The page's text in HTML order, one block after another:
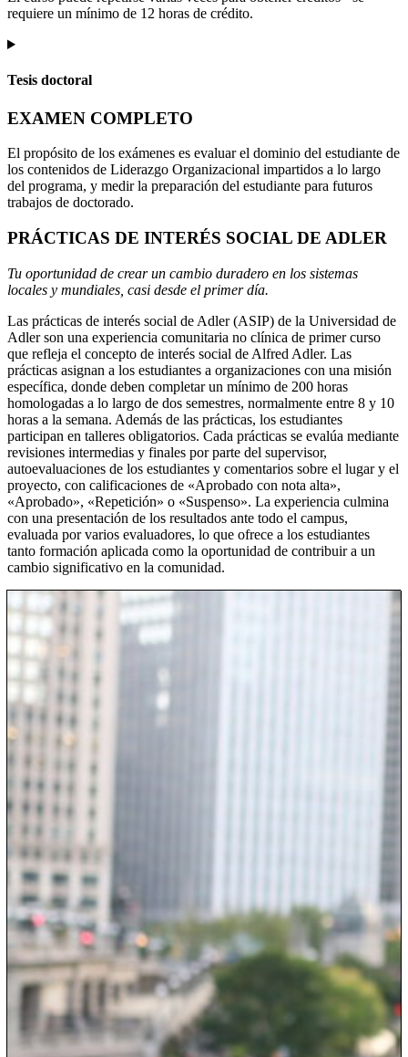
requiere un mínimo de 12 horas de crédito.
Tesis doctoral
EXAMEN COMPLETO
El propósito de los exámenes es evaluar el dominio del estudiante de
los contenidos de Liderazgo Organizacional impartidos a lo largo
del programa, y medir la preparación del estudiante para futuros
trabajos de doctorado.
PRÁCTICAS DE INTERÉS SOCIAL DE ADLER
Tu oportunidad de crear un cambio duradero en los sistemas
locales y mundiales, casi desde el primer día.
Las prácticas de interés social de Adler (ASIP) de la Universidad de
Adler son una experiencia comunitaria no clínica de primer curso
que refleja el concepto de interés social de Alfred Adler. Las
prácticas asignan a los estudiantes a organizaciones con una misión
específica, donde deben completar un mínimo de 200 horas
homologadas a lo largo de dos semestres, normalmente entre 8 y 10
horas a la semana. Además de las prácticas, los estudiantes
participan en talleres obligatorios. Cada prácticas se evalúa mediante
revisiones intermedias y finales por parte del supervisor,
autoevaluaciones de los estudiantes y comentarios sobre el lugar y el
proyecto, con calificaciones de «Aprobado con nota alta»,
«Aprobado», «Repetición» o «Suspenso». La experiencia culmina
con una presentación de los resultados ante todo el campus,
evaluada por varios evaluadores, lo que ofrece a los estudiantes
tanto formación aplicada como la oportunidad de contribuir a un
cambio significativo en la comunidad.